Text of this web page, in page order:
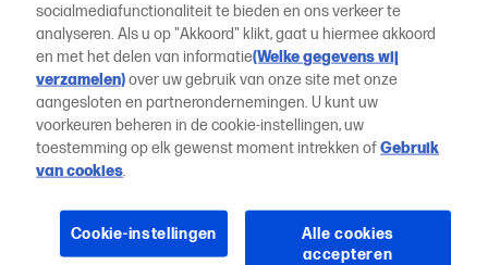
socialmediafunctionaliteit te bieden en ons verkeer te
analyseren. Als u op "Akkoord" klikt, gaat u hiermee akkoord
en met het delen van informatie(Welke gegevens wij
verzamelen)over uw gebruik van onze site met onze
aangesloten en partnerondernemingen. U kunt uw
voorkeuren beheren in de cookie-instellingen, uw
toestemming op elk gewenst moment intrekken ofGebruik
van cookies.
Cookie-instellingen
Alle cookies
accepteren